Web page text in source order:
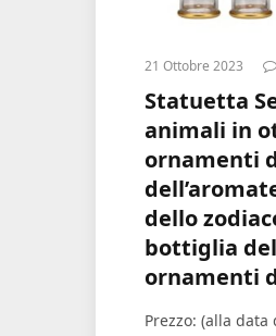
21 Ottobre 2023
Statuetta
animali in
ornamenti
dello
bottiglia
ornamenti
Prezzo: (alla